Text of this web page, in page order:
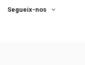
Segueix-nos